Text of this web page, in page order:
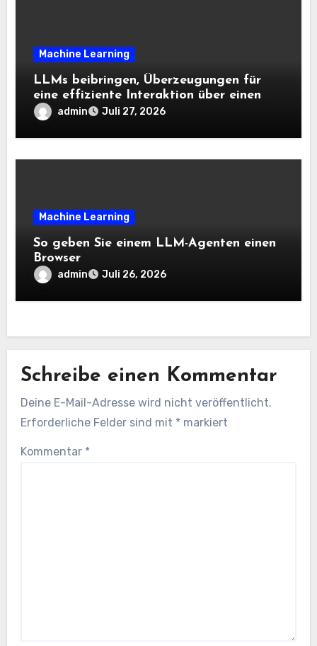
Machine Learning
LLMs beibringen, Überzeugungen für
eine effiziente Interaktion über einen
langen Horizont hinweg zu aktualisieren
Analysis Weblog
admin Juli 27, 2026
Machine Learning
So geben Sie einem LLM-Agenten einen
Browser
admin Juli 26, 2026
Schreibe einen Kommentar
Deine E-Mail-Adresse wird nicht veröffentlicht.
Erforderliche Felder sind mit * markiert
Kommentar *